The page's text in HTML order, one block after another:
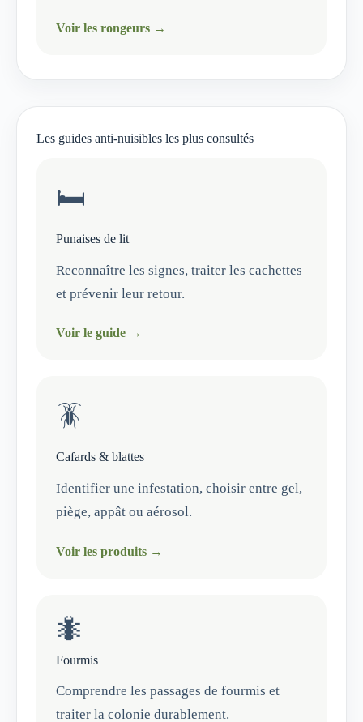
Voir les rongeurs →
Les guides anti-nuisibles les plus consultés
🛏️
Punaises de lit
Reconnaître les signes, traiter les cachettes
et prévenir leur retour.
Voir le guide →
🪳
Cafards & blattes
Identifier une infestation, choisir entre gel,
piège, appât ou aérosol.
Voir les produits →
🐜
Fourmis
Comprendre les passages de fourmis et
traiter la colonie durablement.